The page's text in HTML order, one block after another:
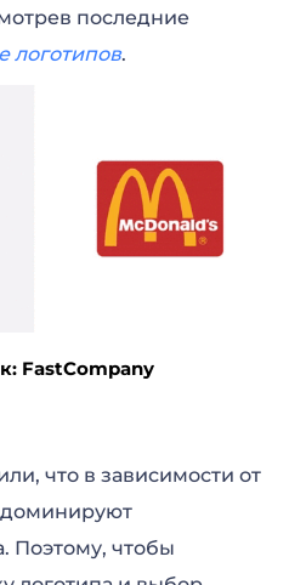
последние
логотипов.
FastCompany
что в зависимости от
Поэтому, чтобы